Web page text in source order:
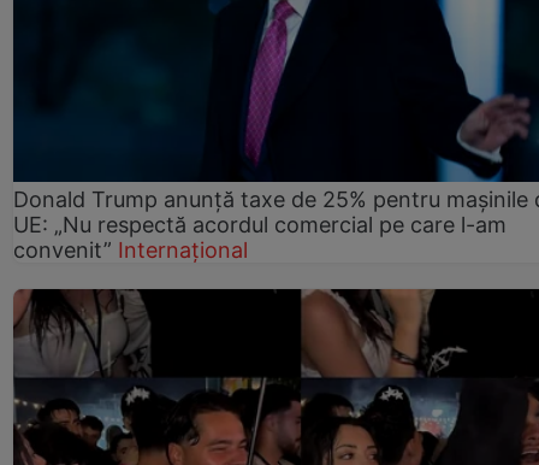
Donald Trump anunță taxe de 25% pentru mașinile
UE: „Nu respectă acordul comercial pe care l-am
convenit” Internațional